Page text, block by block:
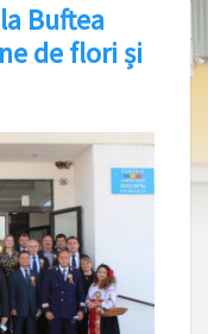
Buftea
de flori și